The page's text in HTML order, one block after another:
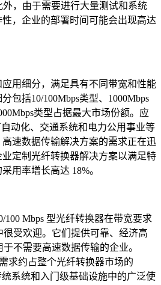
外，由于需要进行大量测试和系统
，企业的部署时间可能会出现高达
用细分，满足具有不同带宽和性能
包括10/100Mbps类型、1000Mbps
类型占据最大市场份额。应
动化、交通系统和电力公用事业等
速数据传输解决方案的需求正在迅
定制光纤转换器解决方案以满足特
用率增长高达 18%。
100 Mbps 型光纤转换器在带宽要求
受欢迎。它们提供可靠、经​​济高
不需要高速数据传输的企业。
求约占整个光纤转换器市场的
系统和入门级基础设施中的广泛使